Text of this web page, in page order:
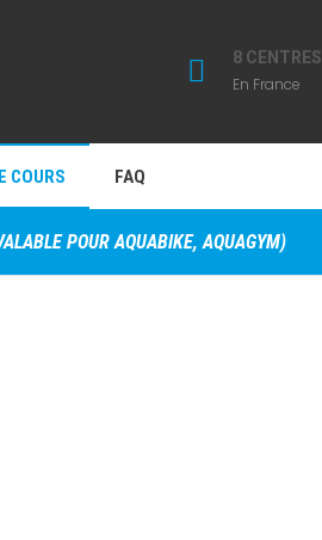
8 CENTRES
En France
COURS FAQ
POUR AQUABIKE, AQUAGYM)